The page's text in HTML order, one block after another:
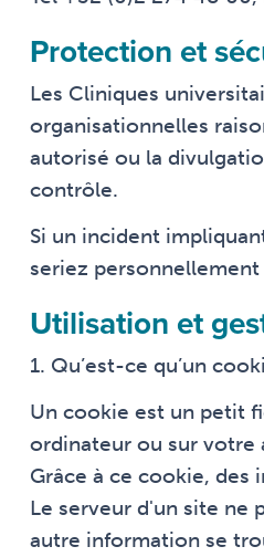
Protection et
Les Cliniques
organisationnelles
autorisé ou la
contrôle.
Si un incident
seriez
Utilisation et
1. Qu’est-ce qu’un
Un cookie est un petit
ordinateur ou sur votre
Grâce à ce cookie,
Le serveur d'un site ne
autre information se